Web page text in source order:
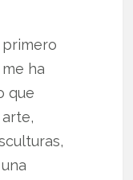
primero
ha
que